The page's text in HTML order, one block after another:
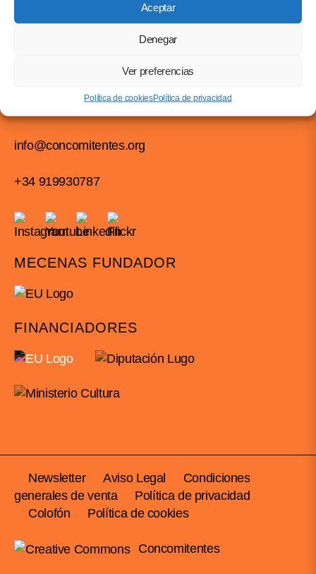
Aceptar
Denegar
Ver preferencias
Política de cookiesPolítica de privacidad
info@concomitentes.org
+34 919930787
MECENAS FUNDADOR
FINANCIADORES
Newsletter Aviso Legal
Condiciones
generales de venta
Política de privacidad
Colofón
Política de cookies
Concomitentes